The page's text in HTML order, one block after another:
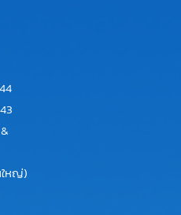
หญ่)